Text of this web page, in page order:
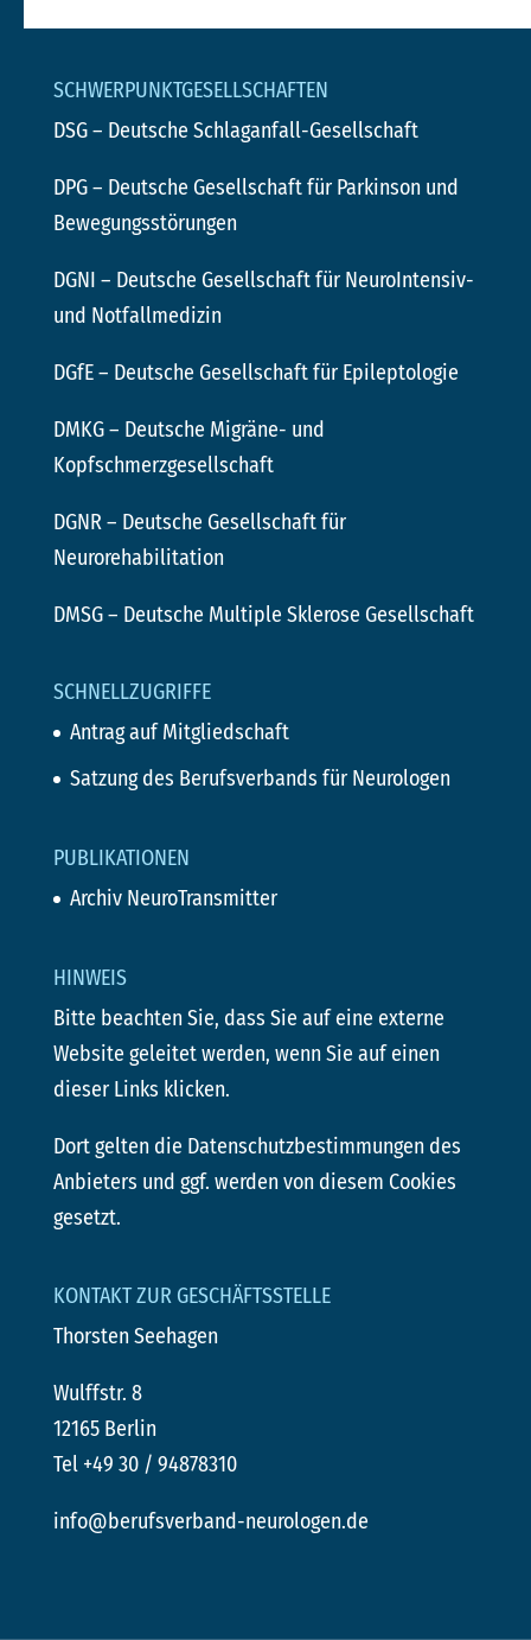
SCHWERPUNKTGESELLSCHAFTEN
DSG– Deutsche Schlaganfall-Gesellschaft
DPG– Deutsche Gesellschaft für Parkinson und
Bewegungsstörungen
DGNI – Deutsche Gesellschaft für NeuroIntensiv-
und Notfallmedizin
DGfE– Deutsche Gesellschaft für Epileptologie
DMKG– Deutsche Migräne- und
Kopfschmerzgesellschaft
DGNR– Deutsche Gesellschaft für
Neurorehabilitation
DMSG– Deutsche Multiple Sklerose Gesellschaft
SCHNELLZUGRIFFE
Antrag auf Mitgliedschaft
Satzung des Berufsverbands für Neurologen
PUBLIKATIONEN
Archiv NeuroTransmitter
HINWEIS
Bitte beachten Sie, dass Sie auf eine externe
Website geleitet werden, wenn Sie auf einen
dieser Links klicken.
Dort gelten die Datenschutzbestimmungen des
Anbieters und ggf. werden von diesem Cookies
gesetzt.
KONTAKT ZUR GESCHÄFTSSTELLE
Thorsten Seehagen
Wulffstr. 8
12165 Berlin
Tel +49 30 / 94878310
info@berufsverband-neurologen.de